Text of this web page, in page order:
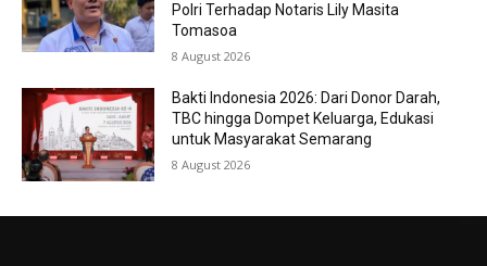
Polri Terhadap Notaris Lily Masita
Tomasoa
8 August 2026
Bakti Indonesia 2026: Dari Donor Darah,
TBC hingga Dompet Keluarga, Edukasi
untuk Masyarakat Semarang
8 August 2026